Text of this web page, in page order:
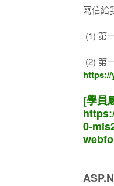
寫信給
(1) 第
(2) 第
https://
[學員
0-